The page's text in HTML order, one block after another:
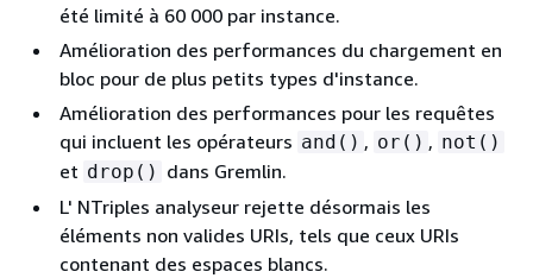
été limité à 60 000 par instance.
Amélioration des performances du chargement en
bloc pour de plus petits types d'instance.
Amélioration des performances pour les requêtes
qui incluent les opérateurs and() , or() , not()
et drop() dans Gremlin.
L' NTriples analyseur rejette désormais les
éléments non valides URIs, tels que ceux URIs
contenant des espaces blancs.